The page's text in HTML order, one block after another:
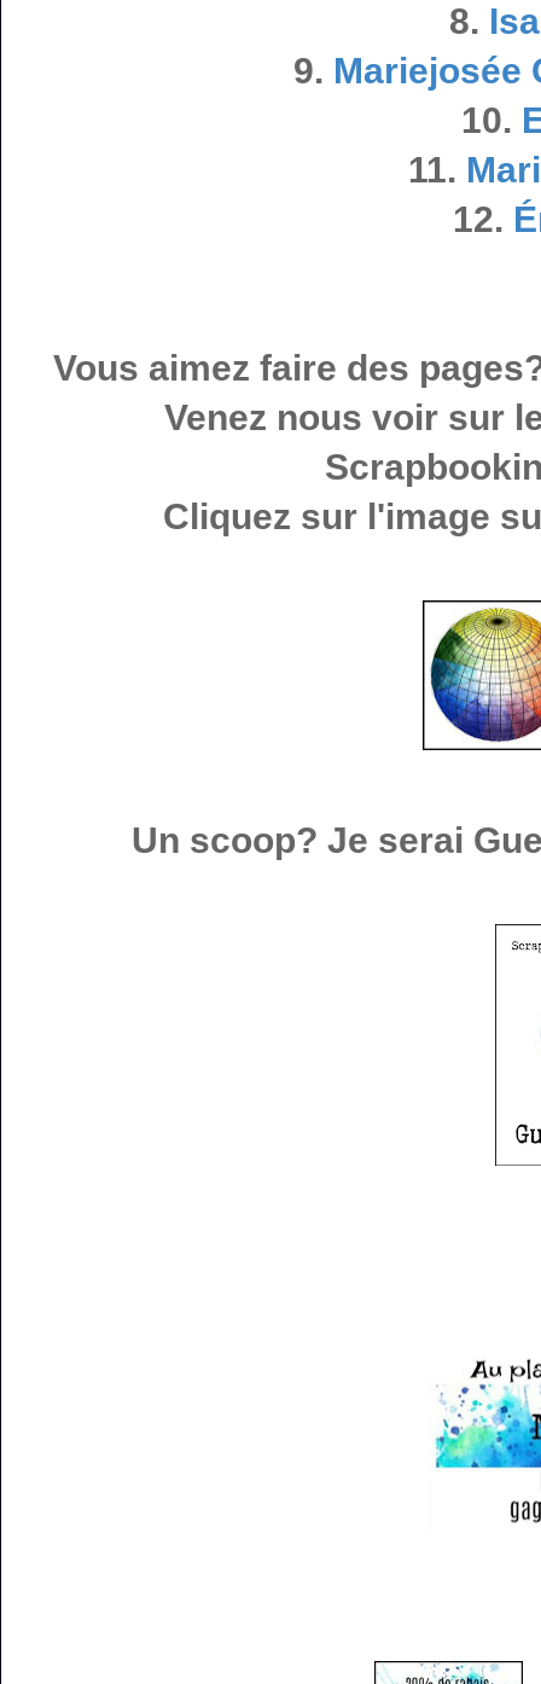
8.
9. Mariejosée
10.
11.
12.
Vous aimez faire des
Venez nous voir sur
Cliquez sur l'image
Un scoop? Je serai